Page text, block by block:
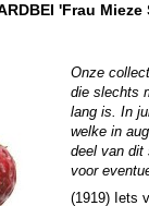
'Frau
Onze
die slechts
lang is. In
welke in
deel van dit
voor
(1919) Iets